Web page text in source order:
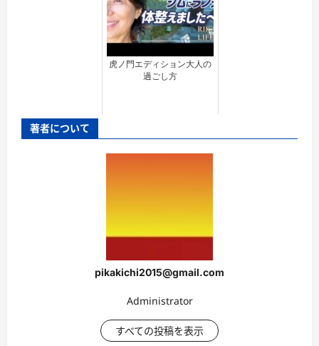
虎ノ門エディション大人の
過ごし方
著者について
pikakichi2015@gmail.com
Administrator
すべての投稿を表示